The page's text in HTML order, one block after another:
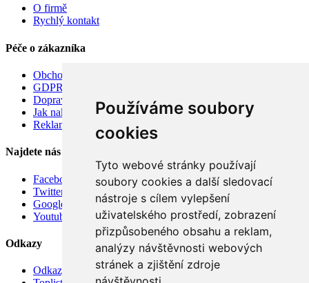
Používáme soubory
cookies
Tyto webové stránky používají
soubory cookies a další sledovací
nástroje s cílem vylepšení
uživatelského prostředí, zobrazení
přizpůsobeného obsahu a reklam,
analýzy návštěvnosti webových
stránek a zjištění zdroje
O firmě
Rychlý kontakt
Péče o zákazníka
Obchodní podmínky
GDPR
Doprava
Jak nakupovat
Reklamace
Najdete nás
Facebook
Twitter
Google
Youtube
Odkazy
Odkazy